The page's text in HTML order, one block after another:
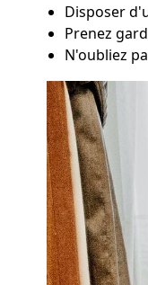
Disposer
Prenez
N'oubliez